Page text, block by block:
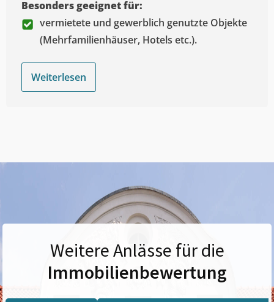
Besonders geeignet für:
vermietete und gewerblich genutzte Objekte
(Mehrfamilienhäuser, Hotels etc.).
Weiterlesen
Weitere Anlässe für die
Immobilienbewertung